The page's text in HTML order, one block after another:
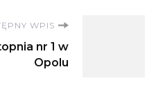
WPIS
nr 1 w
Opolu